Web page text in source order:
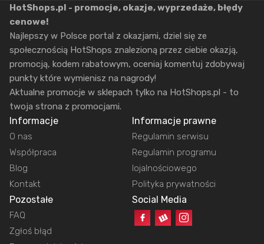
HotShops.pl - promocje, okazje, wyprzedaże, błędy
cenowe!
Najlepszy w Polsce portal z okazjami, dziel się ze
społecznością HotShops znalezioną przez ciebie okazją,
promocją, kodem rabatowym, oceniaj komentuj zdobywaj
punkty które wymienisz na nagrody!
Aktualne promocje w sklepach tylko na HotShops.pl - to
twoja strona z promocjami.
Informacje
O nas
Współpraca
Blog
Kontakt
Informacje prawne
Regulamin serwisu
Regulamin programu
lojalnościowego
Polityka prywatności
Pozostałe
FAQ
Zgłoś błąd
Social Media